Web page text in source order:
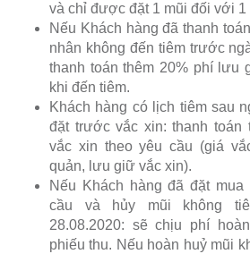
và chỉ được đặt 1 mũi đối với 1
Nếu Khách hàng đã thanh
nhân không đến tiêm trước
thanh toán thêm 20% phí lưu
khi đến tiêm.
Khách hàng có lịch tiêm sau
đặt trước vắc xin: thanh toán
vắc xin theo yêu cầu (giá
quản, lưu giữ vắc xin).
Nếu Khách hàng đã đặt
cầu và hủy mũi không
28.08.2020: sẽ chịu phí
phiếu thu. Nếu hoàn huỷ mũi